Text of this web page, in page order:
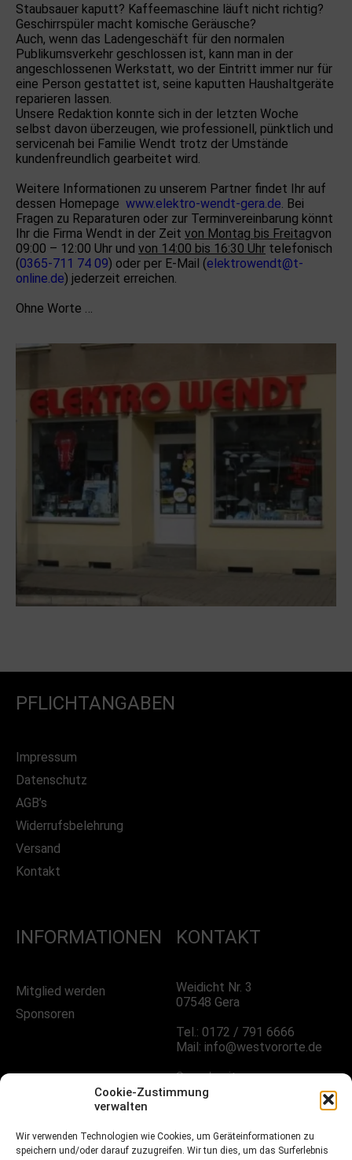
Cookie-Zustimmung
verwalten
Wir verwenden Technologien wie Cookies, um Geräteinformationen zu
speichern und/oder darauf zuzugreifen. Wir tun dies, um das Surferlebnis
Staubsauer kaputt? Kaffeemaschine läuft nicht richtig?
Geschirrspüler macht komische Geräusche?
Auch, wenn das Ladengeschäft für den normalen
Publikumsverkehr geschlossen ist, kann man in der
angeschlossenen Werkstatt, wo der Eintritt immer nur für
eine Person gestattet ist, seine kaputten Haushaltgeräte
reparieren lassen.
Unsere Redaktion konnte sich in der letzten Woche
selbst davon überzeugen, wie professionell, pünktlich und
servicenah bei Familie Wendt trotz der Umstände
kundenfreundlich gearbeitet wird.
Weitere Informationen zu unserem Partner findet Ihr auf
dessen Homepage www.elektro-wendt-gera.de. Bei
Fragen zu Reparaturen oder zur Terminvereinbarung könnt
Ihr die Firma Wendt in der Zeit von Montag bis Freitagvon
09:00 – 12:00 Uhr und von 14:00 bis 16:30 Uhr telefonisch
(0365-711 74 09) oder per E-Mail (elektrowendt@t-
online.de) jederzeit erreichen.
Ohne Worte …
PFLICHTANGABEN
Impressum
Datenschutz
AGB’s
Widerrufsbelehrung
Versand
Kontakt
INFORMATIONEN
Mitglied werden
Sponsoren
KONTAKT
Weidicht Nr. 3
07548 Gera
Tel.: 0172 / 791 6666
Mail: info@westvororte.de
Sprechzeiten:
Nach Vereinbarung
FOLGE UNS!